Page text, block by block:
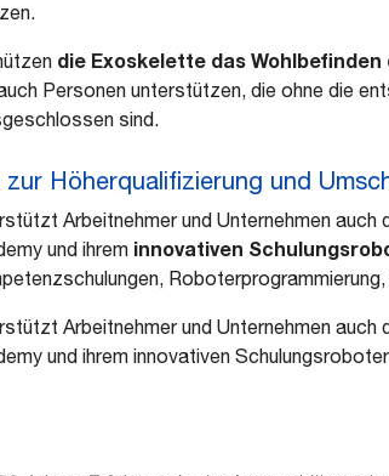
die Exoskelette das
Personen unterstützen, die ohne die
sind.
zur Höherqualifizierung und
Arbeitnehmer und Unternehmen
und ihrem innovativen
Arbeitnehmer und Unternehmen
und ihrem innovativen